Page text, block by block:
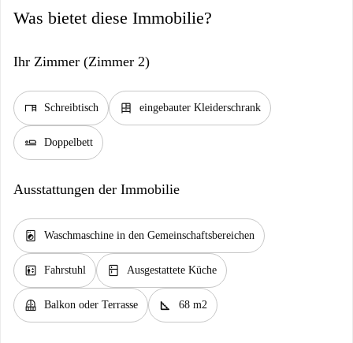
Was bietet diese Immobilie?
Ihr Zimmer (Zimmer 2)
desk Schreibtisch dresser eingebauter Kleiderschrank
airline_seat_flat Doppelbett
Ausstattungen der Immobilie
local_laundry_service Waschmaschine in den Gemeinschaftsbereichen
elevator Fahrstuhl kitchen Ausgestattete Küche
balcony Balkon oder Terrasse square_foot 68 m2